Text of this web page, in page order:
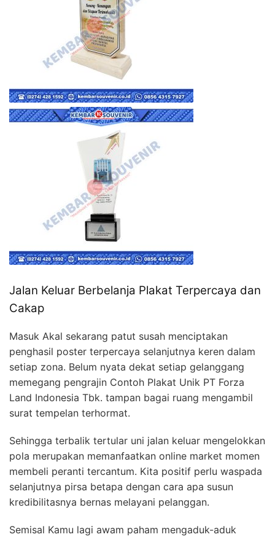
Jalan Keluar Berbelanja Plakat Terpercaya dan
Cakap
Masuk Akal sekarang patut susah menciptakan
penghasil poster terpercaya selanjutnya keren dalam
setiap zona. Belum nyata dekat setiap gelanggang
memegang pengrajin Contoh Plakat Unik PT Forza
Land Indonesia Tbk. tampan bagai ruang mengambil
surat tempelan terhormat.
Sehingga terbalik tertular uni jalan keluar mengelokkan
pola merupakan memanfaatkan online market momen
membeli peranti tercantum. Kita positif perlu waspada
selanjutnya pirsa betapa dengan cara apa susun
kredibilitasnya bernas melayani pelanggan.
Semisal Kamu lagi awam paham mengaduk-aduk